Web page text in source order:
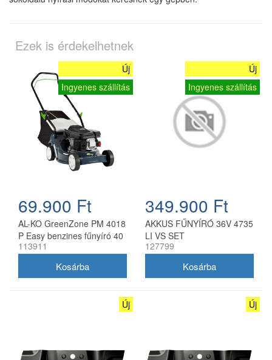
Ezek is érdekelhetnek
Új
Ingyenes szállítás
69.900 Ft
AL-KO GreenZone PM 4018
P Easy benzines fűnyíró 40
cm
113911
Új
Ingyenes szállítás
349.900 Ft
AKKUS FŰNYÍRÓ 36V 4735
LI VS SET
127799
Új Új